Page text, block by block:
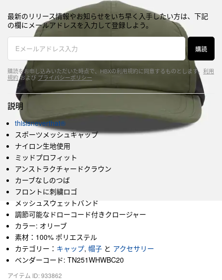
最新のリリース情報やお知らせをいち早く入手したい方は、下記
の欄にメールアドレスを入力して登録しよう。
購読
購読をお申し込みいただいた時点で、HBXの利用規約に同意するものとします。 利用
規約および プライバシーポリシー
説明
thisisneverthat®
スポーツメッシュキャップ
ナイロン生地使用
ミッドプロフィット
アンストラクチャードクラウン
カーブなしのつば
フロントに刺繍ロゴ
メッシュスウェットバンド
調節可能なドローコード付きクロージャー
カラー: オリーブ
素材：100% ポリエステル
カテゴリー： キャップ, 帽子 と アクセサリー
ベンダーコード: TN251WHWBC20
アイテム ID: 933862